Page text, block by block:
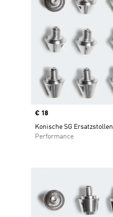
Price
€ 18
Konische SG Ersatzstollen
Performance